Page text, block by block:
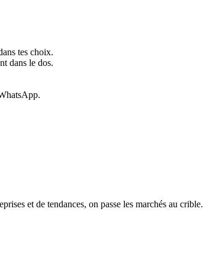
tes choix.
dans le dos.
et de tendances, on passe les marchés au crible.